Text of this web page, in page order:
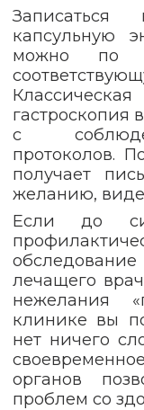
капсульную
можно по
гастроскопия
с
протоколов.
получает
желанию,
Если до
лечащего
нежелания
клинике вы
нет ничего
органов
проблем со